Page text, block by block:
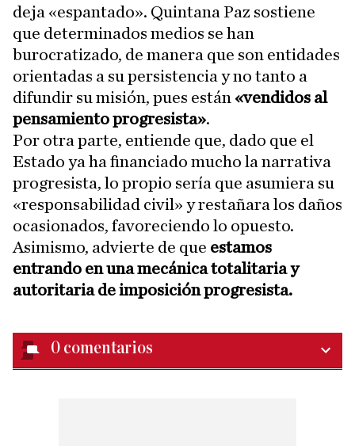
deja «espantado». Quintana Paz sostiene
que determinados medios se han
burocratizado, de manera que son entidades
orientadas a su persistencia y no tanto a
difundir su misión, pues están «vendidos al
pensamiento progresista».
Por otra parte, entiende que, dado que el
Estado ya ha financiado mucho la narrativa
progresista, lo propio sería que asumiera su
«responsabilidad civil» y restañara los daños
ocasionados, favoreciendo lo opuesto.
Asimismo, advierte de que estamos
entrando en una mecánica totalitaria y
autoritaria de imposición progresista.
0 comentarios